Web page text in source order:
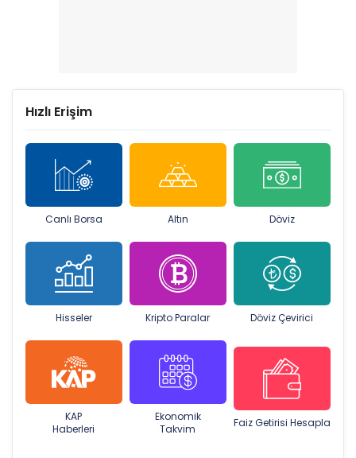
Hızlı Erişim
Canlı Borsa Altın Döviz
Hisseler Kripto Paralar Döviz Çevirici
KAP
Haberleri
Ekonomik
Takvim
Faiz Getirisi Hesapla